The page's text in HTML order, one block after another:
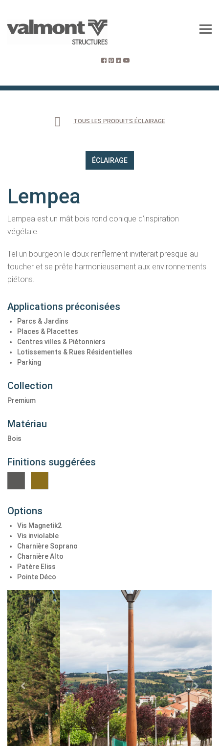
TOUS LES PRODUITS ÉCLAIRAGE
ÉCLAIRAGE
Lempea
Lempea est un mât bois rond conique d’inspiration
végétale.
Tel un bourgeon le doux renflement inviterait presque au
toucher et se prête harmonieusement aux environnements
piétons.
Applications préconisées
Parcs & Jardins
Places & Placettes
Centres villes & Piétonniers
Lotissements & Rues Résidentielles
Parking
Collection
Premium
Matériau
Bois
Finitions suggérées
Options
Vis Magnetik2
Vis inviolable
Charnière Soprano
Charnière Alto
Patère Eliss
Pointe Déco